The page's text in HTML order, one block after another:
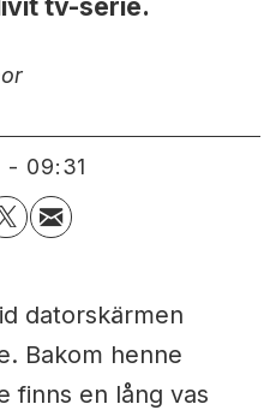
tv-serie.
- 09:31
datorskärmen
Bakom henne
finns en lång vas